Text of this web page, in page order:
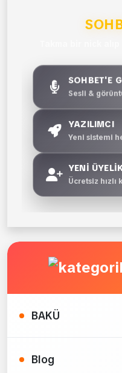
SOHBET'E
Sesli &
YAZILIMCI
Yeni sistemi
YENİ
Ücretsiz hızlı
BAKÜ
Blog